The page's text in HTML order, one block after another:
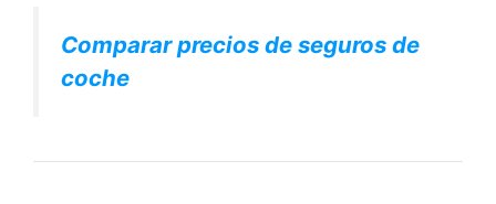
Comparar precios de seguros de
coche